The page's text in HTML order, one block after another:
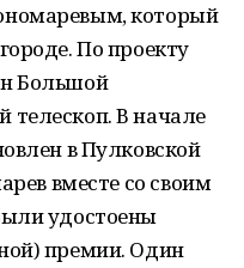
который
По проекту
Большой
телескоп. В начале
в Пулковской
вместе со своим
удостоены
премии. Один